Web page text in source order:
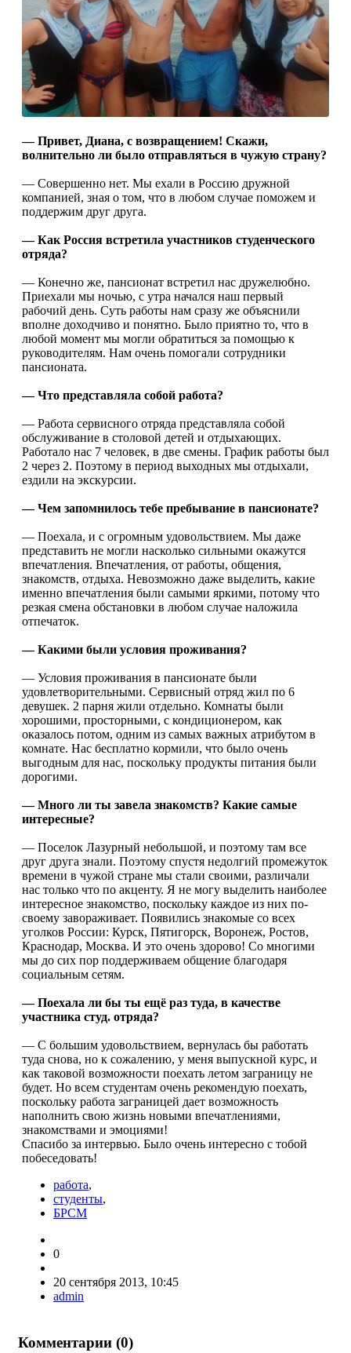
— Привет, Диана, с возвращением! Скажи,
волнительно ли было отправляться в чужую страну?
— Совершенно нет. Мы ехали в Россию дружной
компанией, зная о том, что в любом случае поможем и
поддержим друг друга.
— Как Россия встретила участников студенческого
отряда?
— Конечно же, пансионат встретил нас дружелюбно.
Приехали мы ночью, с утра начался наш первый
рабочий день. Суть работы нам сразу же объяснили
вполне доходчиво и понятно. Было приятно то, что в
любой момент мы могли обратиться за помощью к
руководителям. Нам очень помогали сотрудники
пансионата.
— Что представляла собой работа?
— Работа сервисного отряда представляла собой
обслуживание в столовой детей и отдыхающих.
Работало нас 7 человек, в две смены. График работы был
2 через 2. Поэтому в период выходных мы отдыхали,
ездили на экскурсии.
— Чем запомнилось тебе пребывание в пансионате?
— Поехала, и с огромным удовольствием. Мы даже
представить не могли насколько сильными окажутся
впечатления. Впечатления, от работы, общения,
знакомств, отдыха. Невозможно даже выделить, какие
именно впечатления были самыми яркими, потому что
резкая смена обстановки в любом случае наложила
отпечаток.
— Какими были условия проживания?
— Условия проживания в пансионате были
удовлетворительными. Сервисный отряд жил по 6
девушек. 2 парня жили отдельно. Комнаты были
хорошими, просторными, с кондиционером, как
оказалось потом, одним из самых важных атрибутом в
комнате. Нас бесплатно кормили, что было очень
выгодным для нас, поскольку продукты питания были
дорогими.
— Много ли ты завела знакомств? Какие самые
интересные?
— Поселок Лазурный небольшой, и поэтому там все
друг друга знали. Поэтому спустя недолгий промежуток
времени в чужой стране мы стали своими, различали
нас только что по акценту. Я не могу выделить наиболее
интересное знакомство, поскольку каждое из них по-
своему завораживает. Появились знакомые со всех
уголков России: Курск, Пятигорск, Воронеж, Ростов,
Краснодар, Москва. И это очень здорово! Со многими
мы до сих пор поддерживаем общение благодаря
социальным сетям.
— Поехала ли бы ты ещё раз туда, в качестве
участника студ. отряда?
— С большим удовольствием, вернулась бы работать
туда снова, но к сожалению, у меня выпускной курс, и
как таковой возможности поехать летом заграницу не
будет. Но всем студентам очень рекомендую поехать,
поскольку работа заграницей дает возможность
наполнить свою жизнь новыми впечатлениями,
знакомствами и эмоциями!
Спасибо за интервью. Было очень интересно с тобой
побеседовать!
работа,
студенты,
БРСМ
0
20 сентября 2013, 10:45
admin
Комментарии (0)